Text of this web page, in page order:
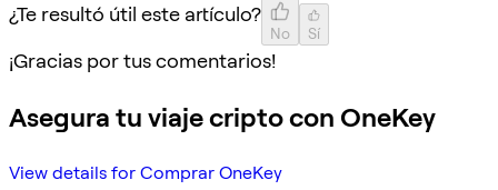
¿Te resultó útil este artículo?
No Sí
¡Gracias por tus comentarios!
Asegura tu viaje cripto con OneKey
View details for Comprar OneKey